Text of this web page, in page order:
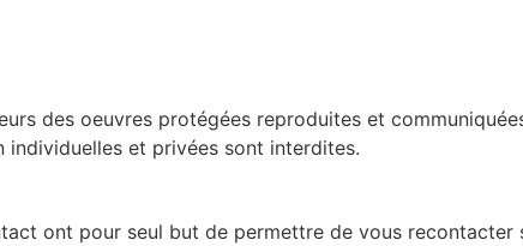
des oeuvres protégées reproduites et
et privées sont interdites.
ont pour seul but de permettre de vous